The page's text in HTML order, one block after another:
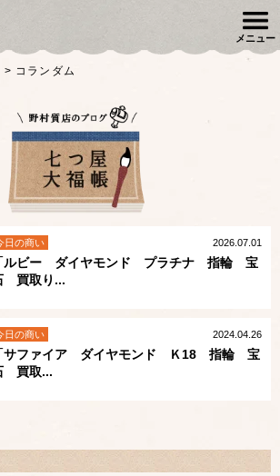
メニュー
> コランダム
日の商い 2026.07.01
ルビー ダイヤモンド プラチナ 指輪 宝
買取り...
日の商い 2024.04.26
サファイア ダイヤモンド Ｋ18 指輪 宝
買取...